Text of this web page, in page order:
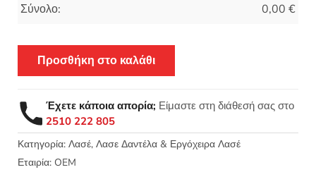
Σύνολο: 0,00 €
Προσθήκη στο καλάθι
Έχετε κάποια απορία; Είμαστε στη διάθεσή σας στο
2510 222 805
Κατηγορία: Λασέ, Λασε Δαντέλα & Εργόχειρα Λασέ
Εταιρία: OEM